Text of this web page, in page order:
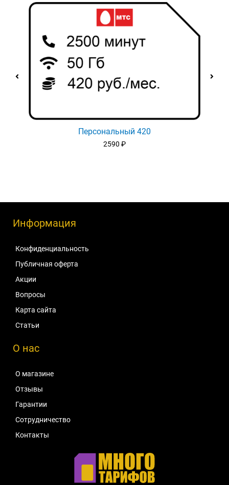
Персональный 420
2590 ₽
Информация
Конфиденциальность
Публичная оферта
Акции
Вопросы
Карта сайта
Статьи
О нас
О магазине
Отзывы
Гарантии
Сотрудничество
Контакты